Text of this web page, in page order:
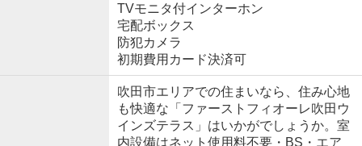
TVモニタ付インターホン
宅配ボックス
防犯カメラ
初期費用カード決済可
吹田市エリアでの住まいなら、住み心地
も快適な「ファーストフィオーレ吹田ウ
インズテラス」はいかがでしょうか。室
内設備はネット使用料不要・BS・エア